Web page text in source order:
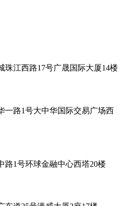
珠江西路17号广晟国际大厦14楼
一路1号大中华国际交易广场西
路1号环球金融中心西塔20楼